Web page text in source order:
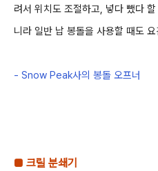
려서 위치도 조절하고, 넣다 뺐다
니라 일반 납 봉돌을 사용할 때도
- Snow Peak사의 봉돌 오프너
■ 크릴 분쇄기